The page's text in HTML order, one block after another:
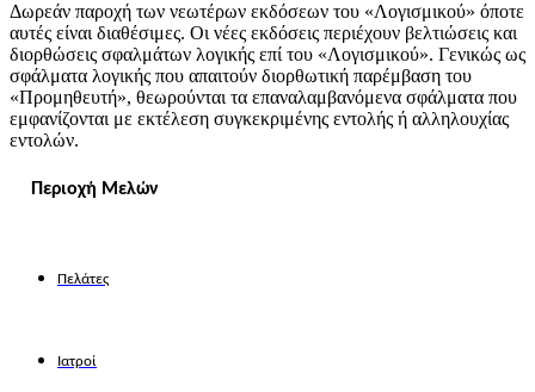
Δωρεάν παροχή των νεωτέρων εκδόσεων του «Λογισμικού» όποτε
αυτές είναι διαθέσιμες. Οι νέες εκδόσεις περιέχουν βελτιώσεις και
διορθώσεις σφαλμάτων λογικής επί του «Λογισμικού». Γενικώς ως
σφάλματα λογικής που απαιτούν διορθωτική παρέμβαση του
«Προμηθευτή», θεωρούνται τα επαναλαμβανόμενα σφάλματα που
εμφανίζονται με εκτέλεση συγκεκριμένης εντολής ή αλληλουχίας
εντολών.
Περιοχή Μελών
Πελάτες
Ιατροί